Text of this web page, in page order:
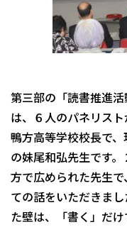
第三部の「読書推進
は、６人のパネリス
鴨方高等学校校長で
の妹尾和弘先生です
方で広められた先生
ての話をいただきま
た壁は、「書く」だ